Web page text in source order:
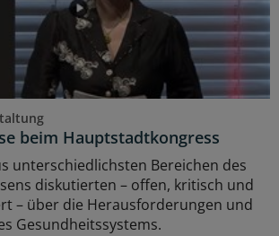
beim Hauptstadtkongress
unterschiedlichsten Bereichen des
diskutierten – offen, kritisch und
– über die Herausforderungen und
Gesundheitssystems.